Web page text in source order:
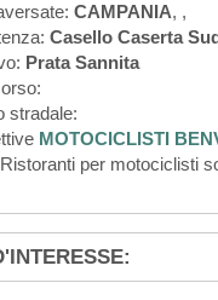
CAMPANIA, ,
Casello Caserta
Prata Sannita
stradale:
MOTOCICLISTI
per motociclisti